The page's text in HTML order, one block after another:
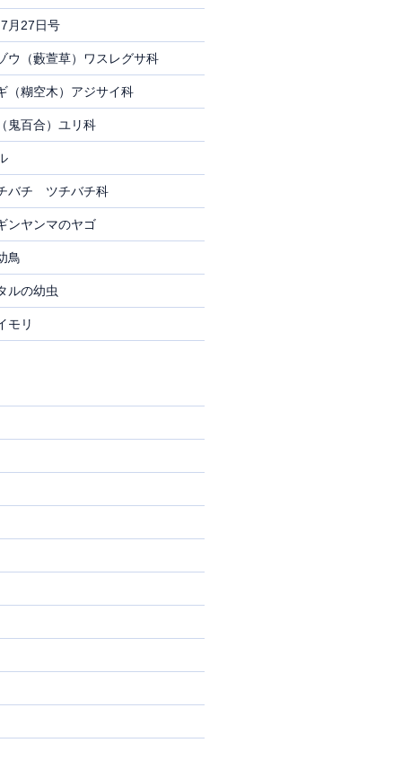
月27日号
（藪萱草）ワスレグサ科
糊空木）アジサイ科
百合）ユリ科
バチ ツチバチ科
ヤンマのヤゴ
鳥
ルの幼虫
モリ